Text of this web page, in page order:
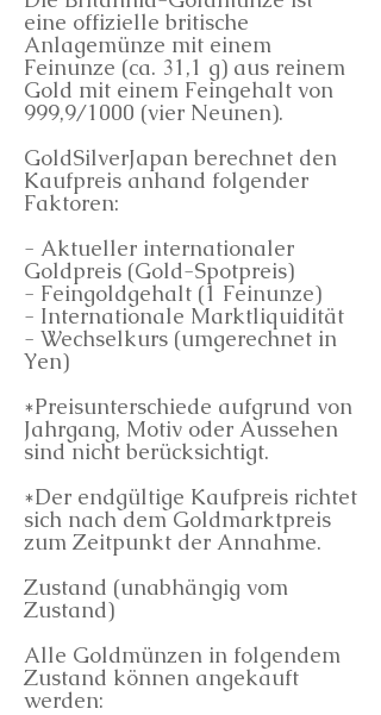
eine offizielle britische
Anlagemünze mit einem
Feinunze (ca. 31,1 g) aus reinem
Gold mit einem Feingehalt von
999,9/1000 (vier Neunen).
GoldSilverJapan berechnet den
Kaufpreis anhand folgender
Faktoren:
- Aktueller internationaler
Goldpreis (Gold-Spotpreis)
- Feingoldgehalt (1 Feinunze)
- Internationale Marktliquidität
- Wechselkurs (umgerechnet in
Yen)
*Preisunterschiede aufgrund von
Jahrgang, Motiv oder Aussehen
sind nicht berücksichtigt.
*Der endgültige Kaufpreis richtet
sich nach dem Goldmarktpreis
zum Zeitpunkt der Annahme.
Zustand (unabhängig vom
Zustand)
Alle Goldmünzen in folgendem
Zustand können angekauft
werden: